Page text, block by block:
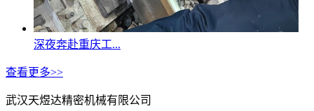
深夜奔赴重庆工...
查看更多>>
武汉天煜达精密机械有限公司